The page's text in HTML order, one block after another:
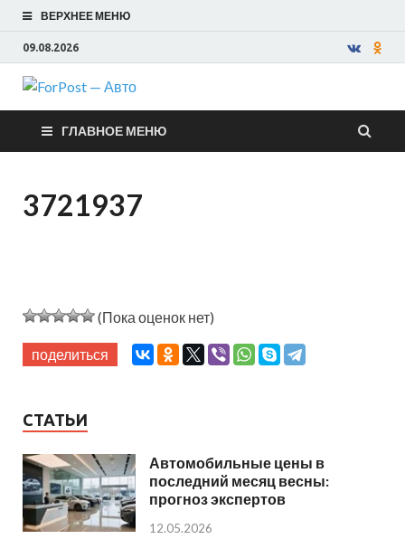
ВЕРХНЕЕ МЕНЮ
09.08.2026
ForPost —
Авто
ГЛАВНОЕ МЕНЮ
3721937
(Пока оценок нет)
поделиться
СТАТЬИ
Автомобильные цены в
последний месяц весны:
прогноз экспертов
12.05.2026